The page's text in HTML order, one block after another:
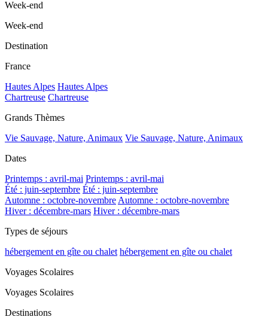
Week-end
Week-end
Destination
France
Hautes Alpes Hautes Alpes
Chartreuse Chartreuse
Grands Thèmes
Vie Sauvage, Nature, Animaux Vie Sauvage, Nature, Animaux
Dates
Printemps : avril-mai Printemps : avril-mai
Été : juin-septembre Été : juin-septembre
Automne : octobre-novembreAutomne : octobre-novembre
Hiver : décembre-mars Hiver : décembre-mars
Types de séjours
hébergement en gîte ou chalet hébergement en gîte ou chalet
Voyages Scolaires
Voyages Scolaires
Destinations